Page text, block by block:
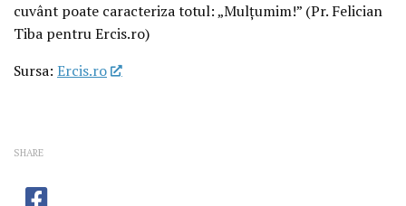
cuvânt poate caracteriza totul: „Mulțumim!” (Pr. Felician
Tiba pentru Ercis.ro)
Sursa: Ercis.ro
SHARE